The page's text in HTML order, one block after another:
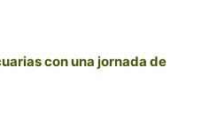
con una jornada de